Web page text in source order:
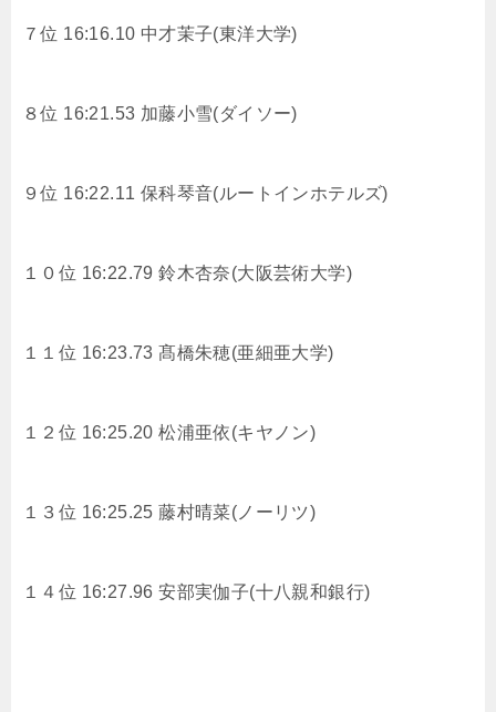
７位 16:16.10 中才茉子(東洋大学)
８位 16:21.53 加藤小雪(ダイソー)
９位 16:22.11 保科琴音(ルートインホテルズ)
１０位 16:22.79 鈴木杏奈(大阪芸術大学)
１１位 16:23.73 髙橋朱穂(亜細亜大学)
１２位 16:25.20 松浦亜依(キヤノン)
１３位 16:25.25 藤村晴菜(ノーリツ)
１４位 16:27.96 安部実伽子(十八親和銀行)